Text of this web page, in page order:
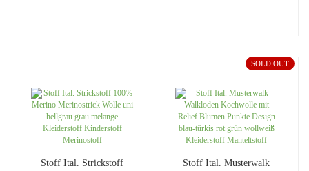
Stoff Ital. Strickstoff
SOLD OUT
Stoff Ital. Musterwalk